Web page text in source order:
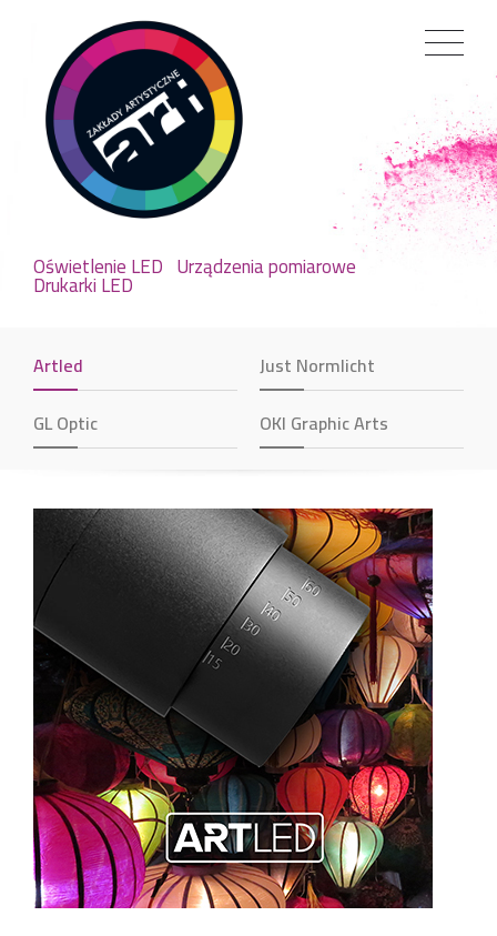
Oświetlenie LED Urządzenia pomiarowe
Drukarki LED
Artled
Just Normlicht
GL Optic
OKI Graphic Arts